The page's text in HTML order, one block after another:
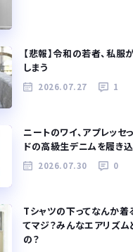
【悲報】令和の若者、私服
しまう
2026.07.27 1
ニートのワイ、アプレッセ
ドの高級生デニムを履き
2026.07.30 0
Tシャツの下ってなんか着
てマジ？みんなエアリズム
の？